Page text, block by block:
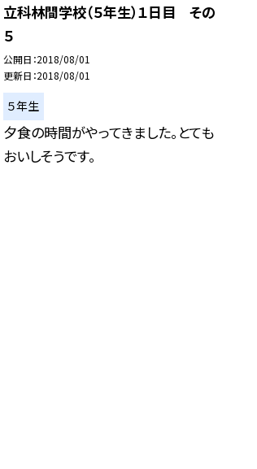
立科林間学校（５年生）１日目 その
５
公開日 2018/08/01
更新日 2018/08/01
５年生
夕食の時間がやってきました。とても
おいしそうです。